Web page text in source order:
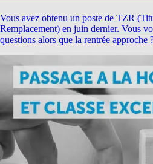
Vous avez obtenu un poste de TZR
Remplacement) en juin dernier. Vous
questions alors que la rentrée